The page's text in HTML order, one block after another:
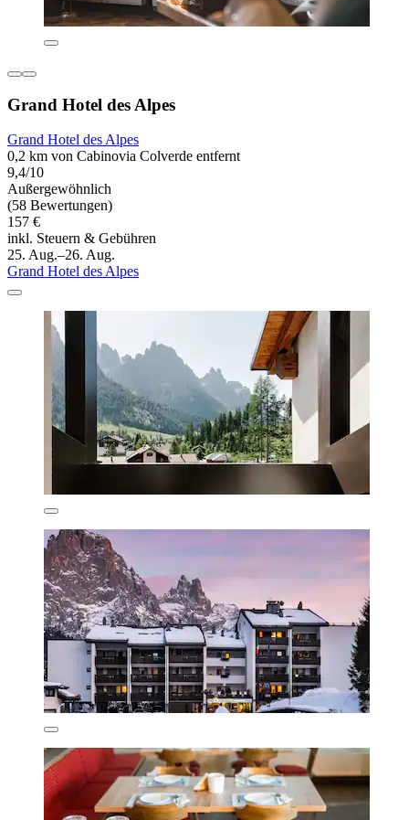
Grand Hotel des Alpes
Grand Hotel des Alpes
0,2 km von Cabinovia Colverde entfernt
9,4/10
Außergewöhnlich
(58 Bewertungen)
157 €
inkl. Steuern & Gebühren
25. Aug.–26. Aug.
Grand Hotel des Alpes